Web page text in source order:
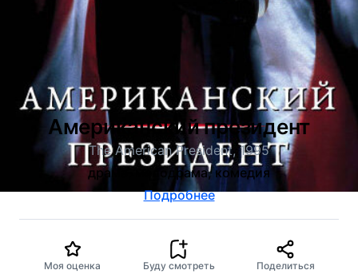
Американский президент
The American President, 1995
драма, мелодрама, комедия
Подробнее
Моя оценка Буду смотреть Поделиться